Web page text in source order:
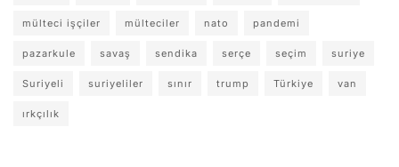
mülteci işçiler mülteciler nato pandemi
pazarkule savaş sendika serçe seçim suriye
Suriyeli suriyeliler sınır trump Türkiye van
ırkçılık